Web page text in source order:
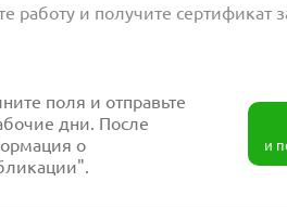
работу и получите сертификат
поля и отправьте
дни. После
о
и